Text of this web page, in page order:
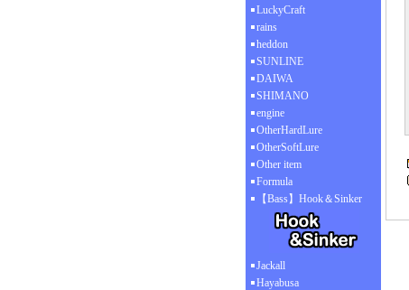
LuckyCraft
rains
heddon
SUNLINE
DAIWA
SHIMANO
engine
OtherHardLure
OtherSoftLure
Other item
Formula
【Bass】Hook＆Sinker
Jackall
Hayabusa